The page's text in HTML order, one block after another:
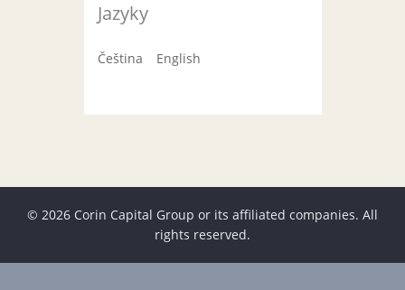
Jazyky
Čeština English
© 2026 Corin Capital Group or its affiliated companies. All
rights reserved.